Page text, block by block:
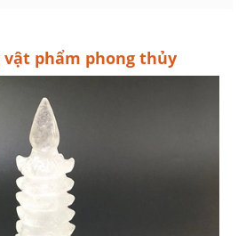
vật phẩm phong thủy